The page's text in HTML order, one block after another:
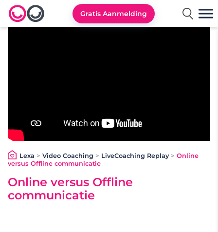
Lexa logo
Gratis Aanmelding
Lexa > Video Coaching > LiveCoaching Replay > Online
versus Offline communicatie
Online versus Offline
communicatie